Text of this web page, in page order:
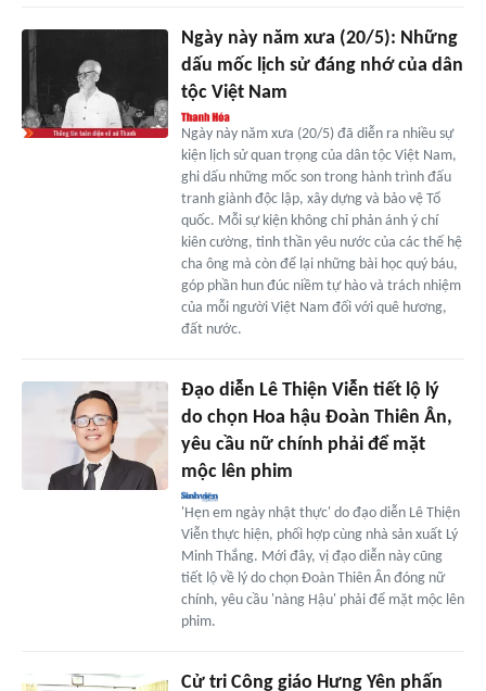
Ngày này năm xưa (20/5): Những
dấu mốc lịch sử đáng nhớ của dân
tộc Việt Nam
Ngày này năm xưa (20/5) đã diễn ra nhiều sự
kiện lịch sử quan trọng của dân tộc Việt Nam,
ghi dấu những mốc son trong hành trình đấu
tranh giành độc lập, xây dựng và bảo vệ Tổ
quốc. Mỗi sự kiện không chỉ phản ánh ý chí
kiên cường, tinh thần yêu nước của các thế hệ
cha ông mà còn để lại những bài học quý báu,
góp phần hun đúc niềm tự hào và trách nhiệm
của mỗi người Việt Nam đối với quê hương,
đất nước.
Đạo diễn Lê Thiện Viễn tiết lộ lý
do chọn Hoa hậu Đoàn Thiên Ân,
yêu cầu nữ chính phải để mặt
mộc lên phim
'Hẹn em ngày nhật thực' do đạo diễn Lê Thiện
Viễn thực hiện, phối hợp cùng nhà sản xuất Lý
Minh Thắng. Mới đây, vị đạo diễn này cũng
tiết lộ về lý do chọn Đoàn Thiên Ân đóng nữ
chính, yêu cầu 'nàng Hậu' phải để mặt mộc lên
phim.
Cử tri Công giáo Hưng Yên phấn